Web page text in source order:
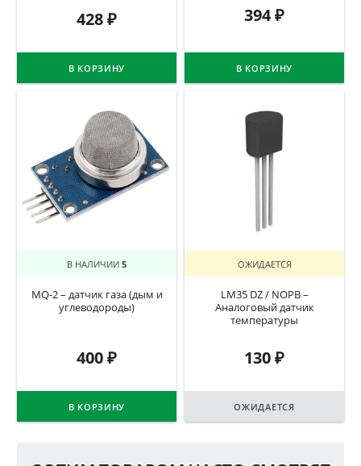
428₽
В КОРЗИНУ
394₽
В КОРЗИНУ
В НАЛИЧИИ 5
MQ-2 – датчик газа (дым и
углеводороды)
400₽
В КОРЗИНУ
ОЖИДАЕТСЯ
LM35 DZ / NOPB –
Аналоговый датчик
температуры
130₽
ОЖИДАЕТСЯ